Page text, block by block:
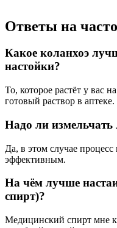
Ответы на
Какое коланхоэ
настойки?
То, которое растёт у вас
готовый раствор в аптеке.
Надо ли измельчать
Да, в этом случае процесс
эффективным.
На чём лучше
спирт)?
Медицинский спирт мне